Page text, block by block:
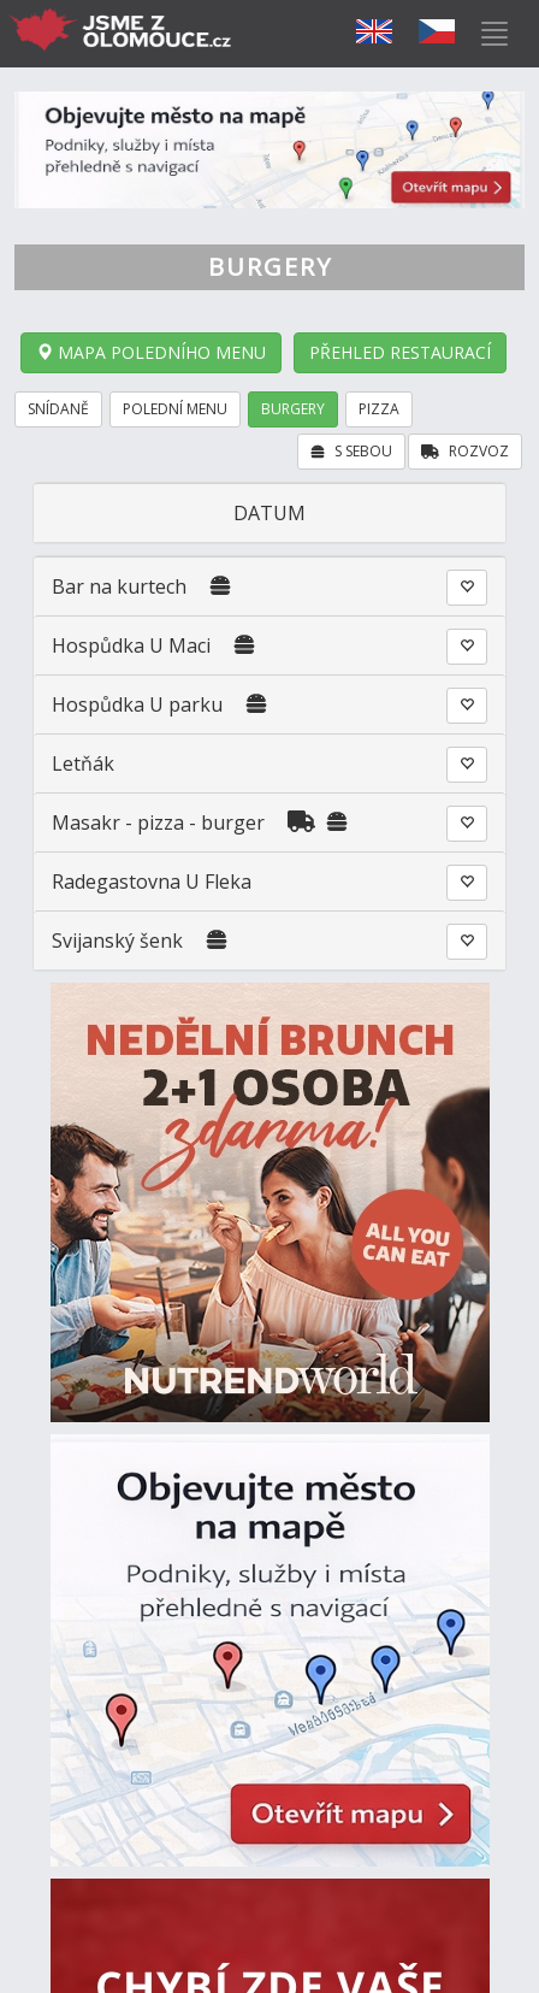
BURGERY
MAPA POLEDNÍHO MENU PŘEHLED RESTAURACÍ
SNÍDANĚ POLEDNÍ MENU BURGERY PIZZA
ROZVOZ
S SEBOU
DATUM
Bar na kurtech
Hospůdka U Maci
Hospůdka U parku
Letňák
Masakr - pizza - burger
Radegastovna U Fleka
Svijanský šenk